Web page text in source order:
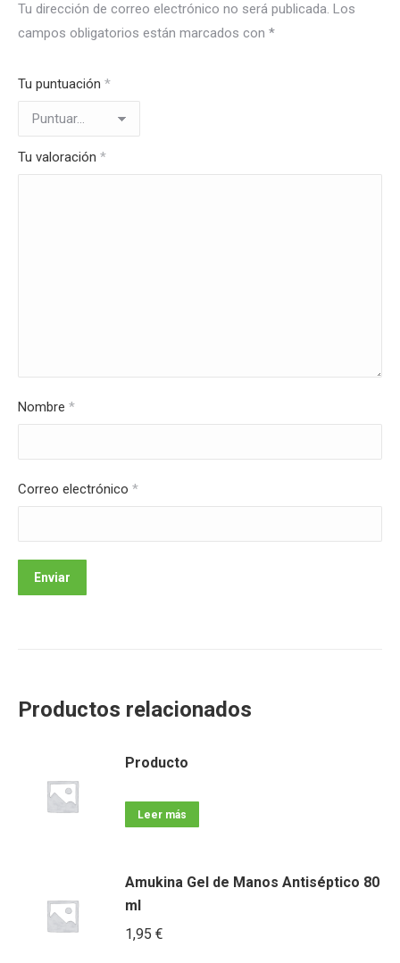
Tu dirección de correo electrónico no será publicada. Los
campos obligatorios están marcados con *
Tu puntuación *
Tu valoración *
Nombre *
Correo electrónico *
Productos relacionados
Producto
Leer más
Amukina Gel de Manos Antiséptico 80
ml
1,95 €